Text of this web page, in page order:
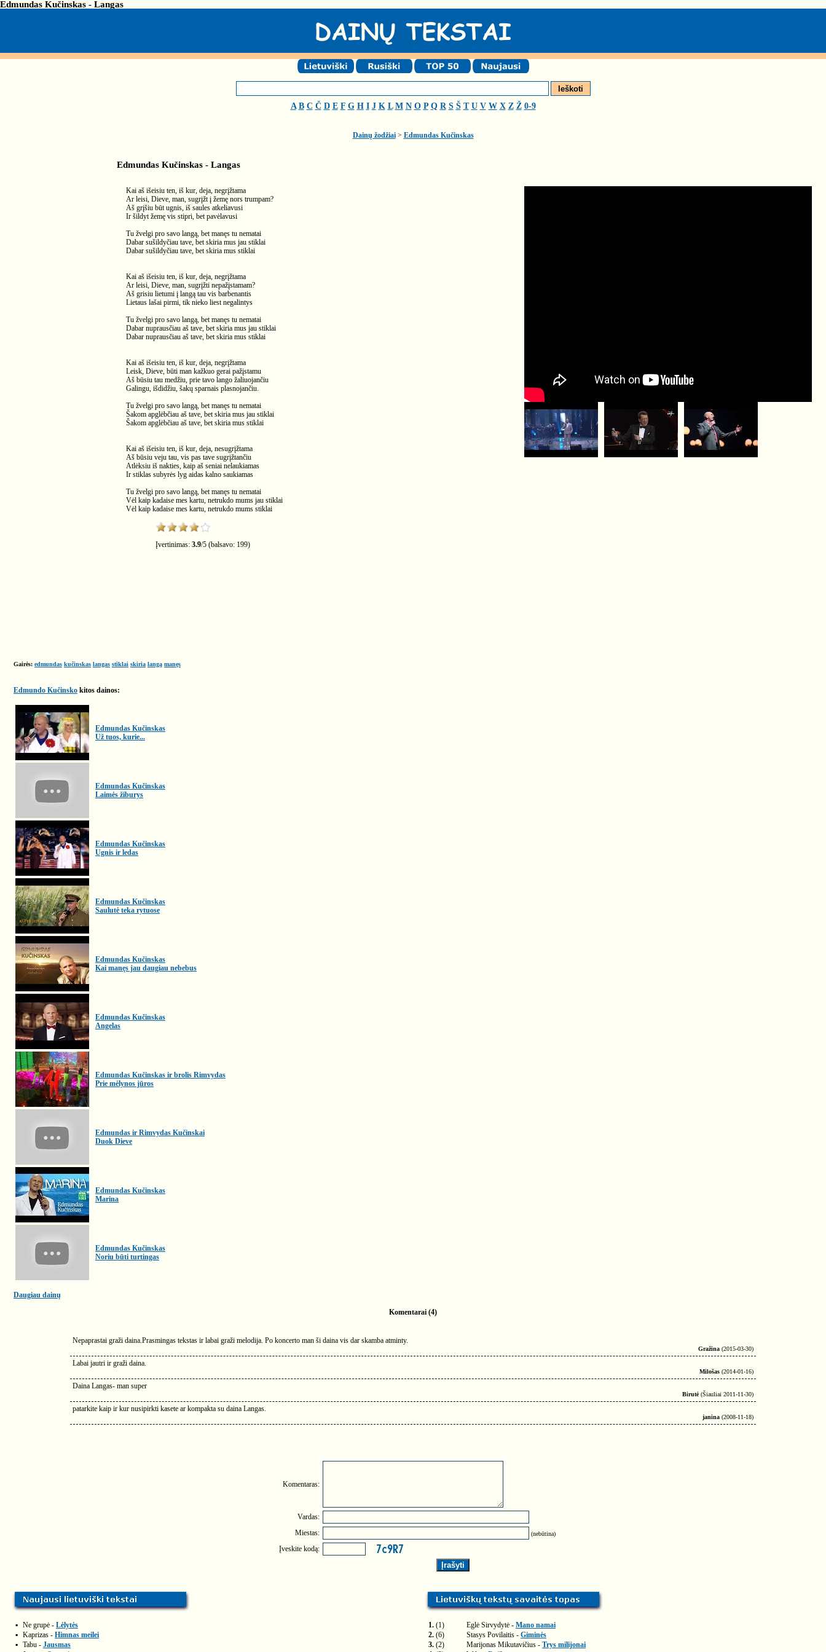
Edmundas Kučinskas - Langas
A B C Č D E F G H I J K L M N O P Q R S Š T U V W X Z Ž 0-9
Dainų žodžiai> Edmundas Kučinskas
Edmundas Kučinskas - Langas
Kai aš išeisiu ten, iš kur, deja, negrįžtama
Ar leisi, Dieve, man, sugrįžt į žemę nors trumpam?
Aš grįšiu būt ugnis, iš saules atkeliavusi
Ir šildyt žemę vis stipri, bet pavėlavusi
Tu žvelgi pro savo langą, bet manęs tu nematai
Dabar sušildyčiau tave, bet skiria mus jau stiklai
Dabar sušildyčiau tave, bet skiria mus stiklai
Kai aš išeisiu ten, iš kur, deja, negrįžtama
Ar leisi, Dieve, man, sugrįžti nepažįstamam?
Aš grisiu lietumi į langą tau vis barbenantis
Lietaus lašai pirmi, tik nieko liest negalintys
Tu žvelgi pro savo langą, bet manęs tu nematai
Dabar nuprausčiau aš tave, bet skiria mus jau stiklai
Dabar nuprausčiau aš tave, bet skiria mus stiklai
Kai aš išeisiu ten, iš kur, deja, negrįžtama
Leisk, Dieve, būti man kažkuo gerai pažįstamu
Aš būsiu tau medžiu, prie tavo lango žaliuojančiu
Galingu, išdidžiu, šakų sparnais plasnojančiu.
Tu žvelgi pro savo langą, bet manęs tu nematai
Šakom apglėbčiau aš tave, bet skiria mus jau stiklai
Šakom apglėbčiau aš tave, bet skiria mus stiklai
Kai aš išeisiu ten, iš kur, deja, nesugrįžtama
Aš būsiu veju tau, vis pas tave sugrįžtančiu
Atlėksiu iš nakties, kaip aš seniai nelaukiamas
Ir stiklas subyrės lyg aidas kalno saukiamas
Tu žvelgi pro savo langą, bet manęs tu nematai
Vėl kaip kadaise mes kartu, netrukdo mums jau stiklai
Vėl kaip kadaise mes kartu, netrukdo mums stiklai
Įvertinimas: 3.9/5 (balsavo: 199)
Gairės: edmundas kučinskas langas stiklai skiria langą manęs
Edmundo Kučinsko kitos dainos:
Edmundas Kučinskas
Už tuos, kurie...
Edmundas Kučinskas
Laimės žiburys
Edmundas Kučinskas
Ugnis ir ledas
Edmundas Kučinskas
Saulutė teka rytuose
Edmundas Kučinskas
Kai manęs jau daugiau nebebus
Edmundas Kučinskas
Angelas
Edmundas Kučinskas ir brolis Rimvydas
Prie mėlynos jūros
Edmundas ir Rimvydas Kučinskai
Duok Dieve
Edmundas Kučinskas
Marina
Edmundas Kučinskas
Noriu būti turtingas
Daugiau dainų
Komentarai (4)
Nepaprastai graži daina.Prasmingas tekstas ir labai graži melodija. Po koncerto man ši daina vis dar skamba atminty.
Gražina (2015-03-30)
Labai jautri ir graži daina.
Milošas (2014-01-16)
Daina Langas- man super
Birutė(Šiauliai 2011-11-30)
patarkite kaip ir kur nusipirkti kasete ar kompakta su daina Langas.
janina (2008-11-18)
Komentaras:
Vardas:
Miestas:
(nebūtina)
Įveskite kodą:
▪ Ne grupė - Lėlytės
▪ Kaprizas - Himnas meilei
▪ Tabu - Jausmas
1. (1) Eglė Sirvydytė - Mano namai
2. (6) Stasys Povilaitis - Giminės
3. (2) Marijonas Mikutavičius - Trys milijonai